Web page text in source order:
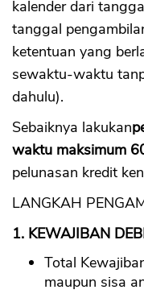
kalender dari
tanggal
ketentuan yang
sewaktu-waktu
dahulu).
Sebaiknya lakukan
waktu maksimum
pelunasan kredit
LANGKAH
1. KEWAJIBAN
Total
maupun sisa